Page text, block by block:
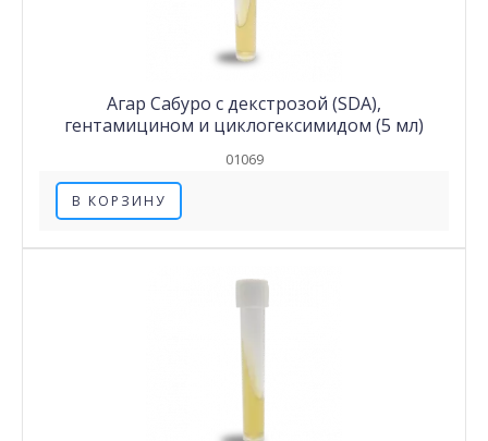
Агар Сабуро с декстрозой (SDA),
гентамицином и циклогексимидом (5 мл)
01069
В КОРЗИНУ